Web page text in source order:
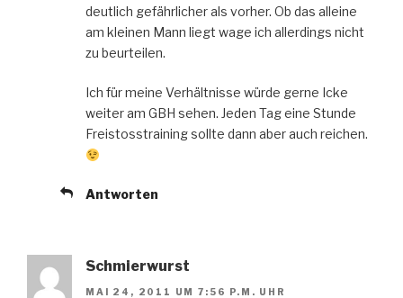
deutlich gefährlicher als vorher. Ob das alleine
am kleinen Mann liegt wage ich allerdings nicht
zu beurteilen.
Ich für meine Verhältnisse würde gerne Icke
weiter am GBH sehen. Jeden Tag eine Stunde
Freistosstraining sollte dann aber auch reichen.
Antworten
Schmierwurst
MAI 24, 2011 UM 7:56 P.M. UHR